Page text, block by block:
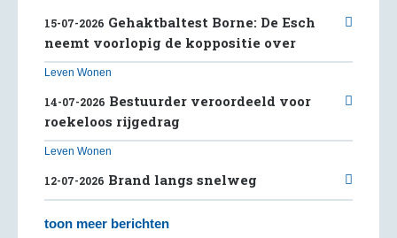
15-07-2026 Gehaktbaltest Borne: De Esch
neemt voorlopig de koppositie over
Leven Wonen
14-07-2026 Bestuurder veroordeeld voor
roekeloos rijgedrag
Leven Wonen
12-07-2026 Brand langs snelweg
toon meer berichten